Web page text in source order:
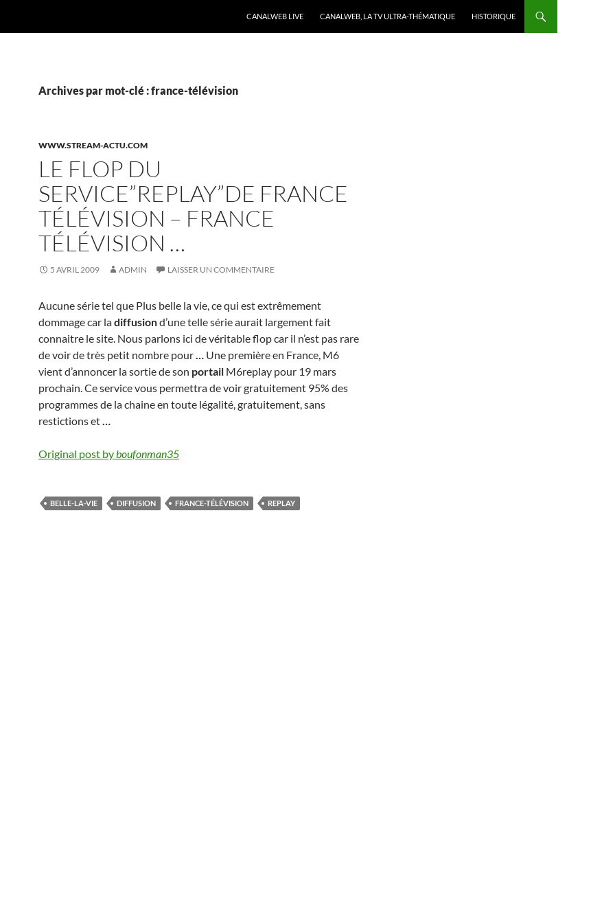
CANALWEB LIVE CANALWEB, LA TV ULTRA-THÉMATIQUE HISTORIQUE
Archives par mot-clé : france-télévision
WWW.STREAM-ACTU.COM
LE FLOP DU
SERVICE”REPLAY”DE FRANCE
TÉLÉVISION – FRANCE
TÉLÉVISION …
5 AVRIL 2009 ADMIN LAISSER UN COMMENTAIRE
Aucune série tel que Plus belle la vie, ce qui est extrêmement
dommage car ladiffusiond’une telle série aurait largement fait
connaitre le site. Nous parlons ici de véritable flop car il n’est pas rare
de voir de très petit nombre pour… Une première en France, M6
vient d’annoncer la sortie de son portail M6replay pour 19 mars
prochain. Ce service vous permettra de voir gratuitement 95% des
programmes de la chaine en toute légalité, gratuitement, sans
restictions et…
Original post byboufonman35
BELLE-LA-VIE DIFFUSION FRANCE-TÉLÉVISION REPLAY